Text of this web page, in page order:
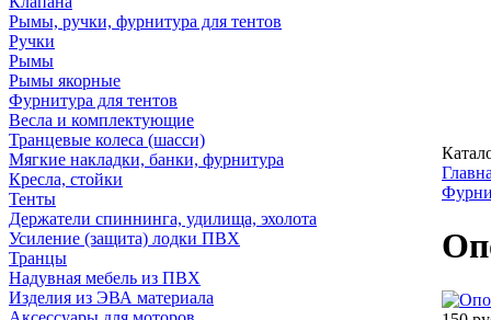
Рымы, ручки, фурнитура для тентов
Ручки
Рымы
Рымы якорные
Фурнитура для тентов
Весла и комплектующие
Транцевые колеса (шасси)
Мягкие накладки, банки, фурнитура
Кресла, стойки
Тенты
Держатели спиннинга, удилища, эхолота
Усиление (защита) лодки ПВХ
Транцы
Надувная мебель из ПВХ
Изделия из ЭВА материала